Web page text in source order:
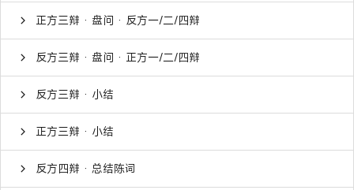
正方三辩 · 盘问 · 反方一/二/四辩
反方三辩 · 盘问 · 正方一/二/四辩
反方三辩 · 小结
正方三辩 · 小结
反方四辩 · 总结陈词